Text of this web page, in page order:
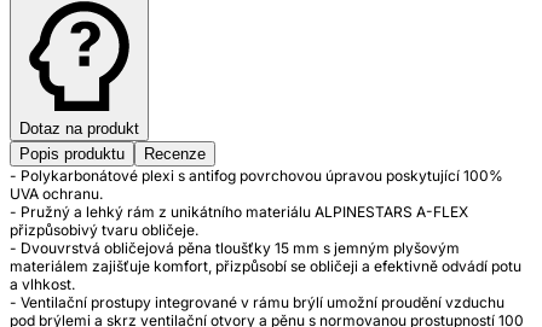
Dotaz na produkt
Popis produktu
Recenze
- Polykarbonátové plexi s antifog povrchovou úpravou poskytující 100%
UVA ochranu.
- Pružný a lehký rám z unikátního materiálu ALPINESTARS A-FLEX
přizpůsobivý tvaru obličeje.
- Dvouvrstvá obličejová pěna tloušťky 15 mm s jemným plyšovým
materiálem zajišťuje komfort, přizpůsobí se obličeji a efektivně odvádí potu
a vlhkost.
- Ventilační prostupy integrované v rámu brýlí umožní proudění vzduchu
pod brýlemi a skrz ventilační otvory a pěnu s normovanou prostupností 100